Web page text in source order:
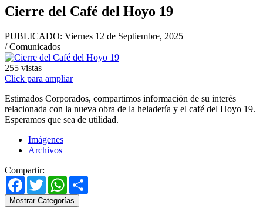
Cierre del Café del Hoyo 19
PUBLICADO: Viernes 12 de Septiembre, 2025
/ Comunicados
255 vistas
Click para ampliar
Estimados Corporados, compartimos información de su interés
relacionada con la nueva obra de la heladería y el café del Hoyo 19.
Esperamos que sea de utilidad.
Imágenes
Archivos
Compartir:
Facebook
TwitterWhatsApp
Mostrar Categorías